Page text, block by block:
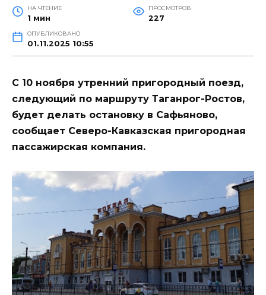
НА ЧТЕНИЕ
1 мин
ПРОСМОТРОВ
227
ОПУБЛИКОВАНО
01.11.2025 10:55
С 10 ноября утренний пригородный поезд,
следующий по маршруту Таганрог-Ростов,
будет делать остановку в Сафьяново,
сообщает Северо-Кавказская пригородная
пассажирская компания.